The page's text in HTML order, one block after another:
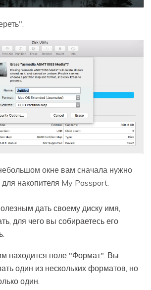
окне вам сначала нужно
для накопителя My Passport.
дать своему диску имя,
для чего вы собираетесь его
находится поле "Формат". Вы
один из нескольких форматов, но
один.